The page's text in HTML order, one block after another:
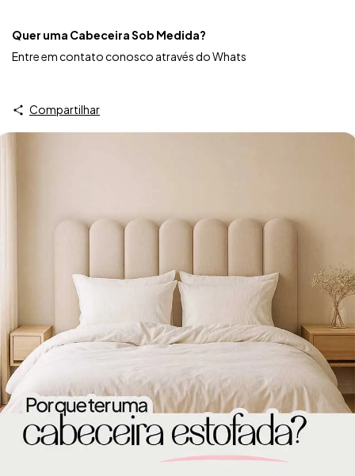
Quer uma Cabeceira Sob Medida?
Entre em contato conosco através do Whats
Compartilhar